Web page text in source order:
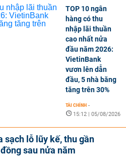
TOP 10 ngân
hàng có thu
nhập lãi thuần
cao nhất nửa
đầu năm 2026:
VietinBank
vươn lên dẫn
đầu, 5 nhà băng
tăng trên 30%
TÀI CHÍNH -
15:12 | 05/08/2026
sạch lỗ lũy kế, thu gần
sau nửa năm